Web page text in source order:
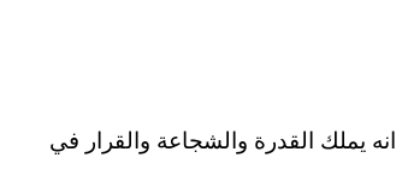
انه يملك القدرة والشجاعة والقرار في